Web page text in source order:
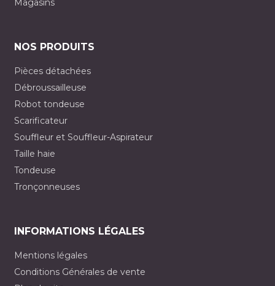
Magasins
NOS PRODUITS
Pièces détachées
Débroussailleuse
Robot tondeuse
Scarificateur
Souffleur et Souffleur-Aspirateur
Taille haie
Tondeuse
Tronçonneuses
INFORMATIONS LÉGALES
Mentions légales
Conditions Générales de vente